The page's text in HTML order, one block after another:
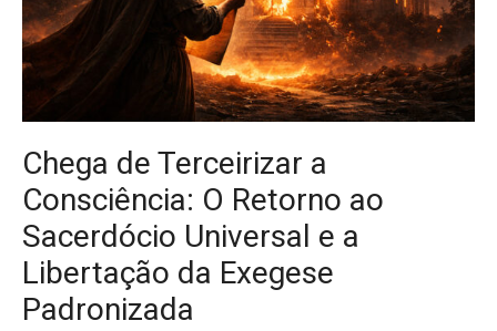
Chega de Terceirizar a
Consciência: O Retorno ao
Sacerdócio Universal e a
Libertação da Exegese
Padronizada